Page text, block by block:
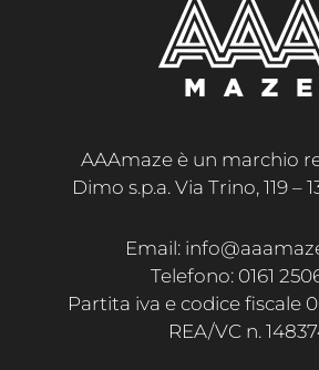
AAAmaze è un marchio
Dimo s.p.a. Via Trino, 119 –
Email:
Telefono: 0161
Partita iva e codice fiscale
REA/VC n.